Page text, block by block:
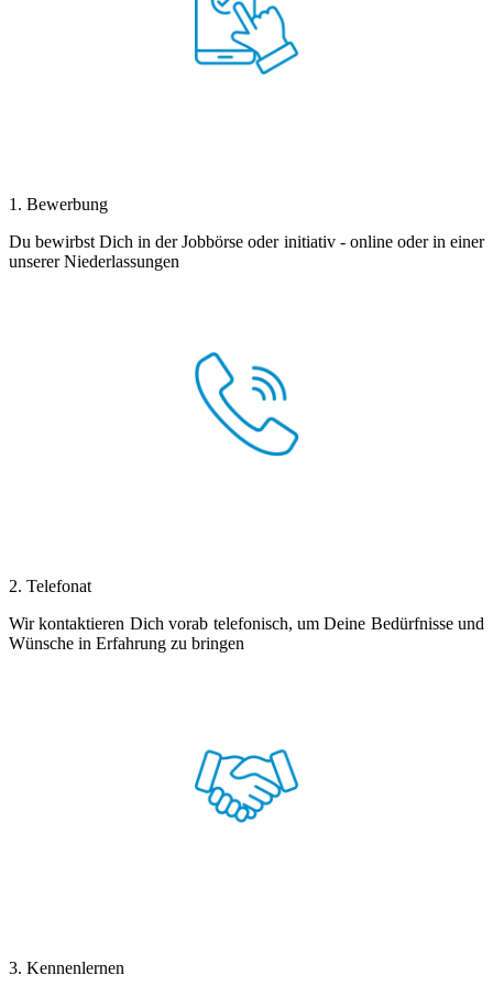
1. Bewerbung
Du bewirbst Dich in der Jobbörse oder initiativ - online oder in einer
unserer Niederlassungen
2. Telefonat
Wir kontaktieren Dich vorab telefonisch, um Deine Bedürfnisse und
Wünsche in Erfahrung zu bringen
3. Kennenlernen